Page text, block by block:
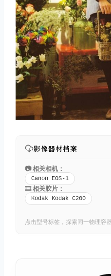
影像器材档案
📷 相关相机：
Canon EOS-1
🎞️ 相关胶片：
Kodak Kodak C200
点击型号标签，探索同一物理容